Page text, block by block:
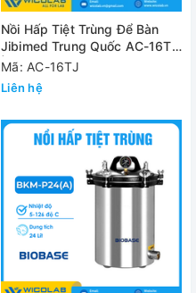
Nồi Hấp Tiệt Trùng Để Bàn
Jibimed Trung Quốc AC-16TJ
| 16 Lít
Mã: AC-16TJ
Liên hệ